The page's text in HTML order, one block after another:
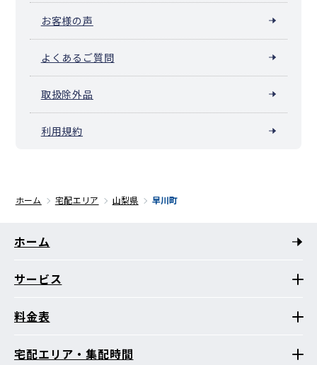
お客様の声
よくあるご質問
取扱除外品
利用規約
ホーム 宅配エリア 山梨県 早川町
ホーム
サービス
料金表
宅配エリア・集配時間